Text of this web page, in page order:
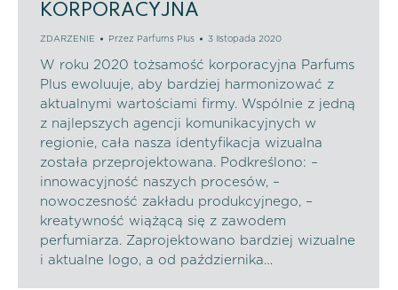
KORPORACYJNA
ZDARZENIE Przez Parfums Plus 3 listopada 2020
W roku 2020 tożsamość korporacyjna Parfums
Plus ewoluuje, aby bardziej harmonizować z
aktualnymi wartościami firmy. Wspólnie z jedną
z najlepszych agencji komunikacyjnych w
regionie, cała nasza identyfikacja wizualna
została przeprojektowana. Podkreślono: –
innowacyjność naszych procesów, –
nowoczesność zakładu produkcyjnego, –
kreatywność wiążącą się z zawodem
perfumiarza. Zaprojektowano bardziej wizualne
i aktualne logo, a od października…